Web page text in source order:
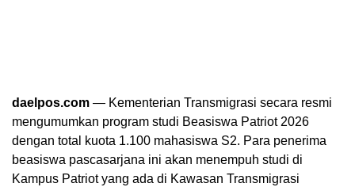
daelpos.com — Kementerian Transmigrasi secara resmi
mengumumkan program studi Beasiswa Patriot 2026
dengan total kuota 1.100 mahasiswa S2. Para penerima
beasiswa pascasarjana ini akan menempuh studi di
Kampus Patriot yang ada di Kawasan Transmigrasi